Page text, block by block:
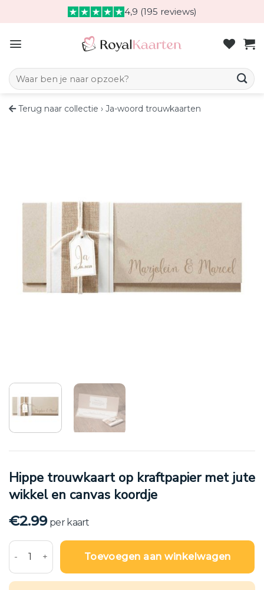
4,9 (195 reviews)
Zoeken naar:
Terug naar collectie › Ja-woord trouwkaarten
Hippe trouwkaart op kraftpapier met jute
wikkel en canvas koordje
€2.99 per kaart
Hippe trouwkaart op kraftpapier met jute wikkel en
Toevoegen aan winkelwagen